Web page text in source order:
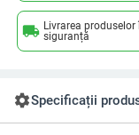
local_shipping Livrarea produselor
siguranță
settingsSpecificații